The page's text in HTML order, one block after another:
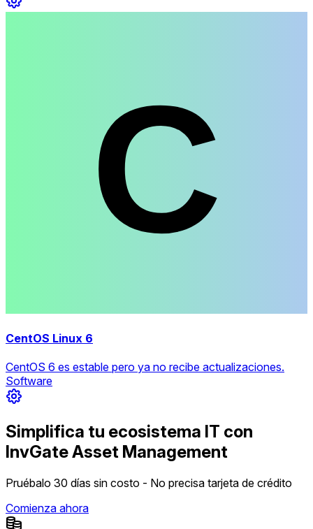
CentOS Linux 6
CentOS 6 es estable pero ya no recibe actualizaciones.
Software
Simplifica tu ecosistema IT con
InvGate Asset Management
Pruébalo 30 días sin costo - No precisa tarjeta de crédito
Comienza ahora